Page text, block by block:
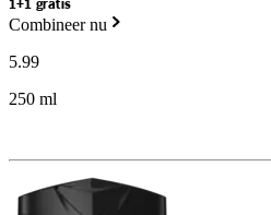
1+1 gratis
Combineer nu
5.99
250 ml